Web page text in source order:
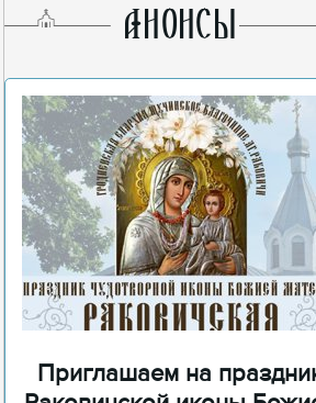
AНОНСЫ
Приглашаем на